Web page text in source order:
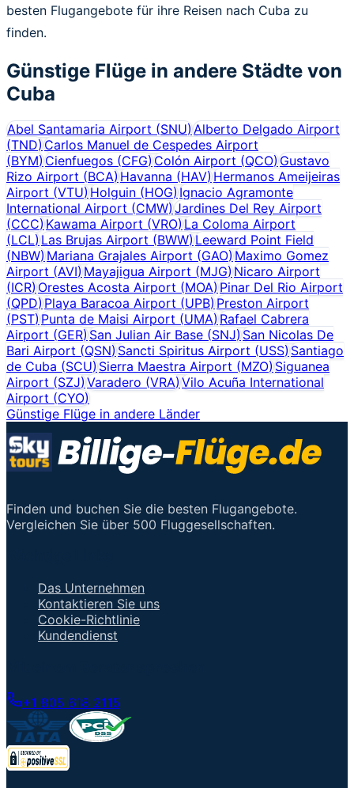
besten Flugangebote für ihre Reisen nach Cuba zu
finden.
Günstige Flüge in andere Städte von
Cuba
Abel Santamaria Airport (SNU)Alberto Delgado Airport
(TND)Carlos Manuel de Cespedes Airport
(BYM)Cienfuegos (CFG) Colón Airport (QCO)Gustavo
Rizo Airport (BCA)Havanna (HAV) Hermanos Ameijeiras
Airport (VTU)Holguin (HOG) Ignacio Agramonte
International Airport (CMW)Jardines Del Rey Airport
(CCC)Kawama Airport (VRO) La Coloma Airport
(LCL)Las Brujas Airport (BWW) Leeward Point Field
(NBW)Mariana Grajales Airport (GAO) Maximo Gomez
Airport (AVI)Mayajigua Airport (MJG)Nicaro Airport
(ICR)Orestes Acosta Airport (MOA) Pinar Del Rio Airport
(QPD)Playa Baracoa Airport (UPB)Preston Airport
(PST)Punta de Maisi Airport (UMA)Rafael Cabrera
Airport (GER)San Julian Air Base (SNJ) San Nicolas De
Bari Airport (QSN)Sancti Spiritus Airport (USS) Santiago
de Cuba (SCU)Sierra Maestra Airport (MZO) Siguanea
Airport (SZJ)Varadero (VRA) Vilo Acuña International
Airport (CYO)
Günstige Flüge in andere Länder
Finden und buchen Sie die besten Flugangebote.
Vergleichen Sie über 500 Fluggesellschaften.
Das Unternehmen
Kontaktieren Sie uns
Cookie-Richtlinie
Kundendienst
+1 805 618 2115